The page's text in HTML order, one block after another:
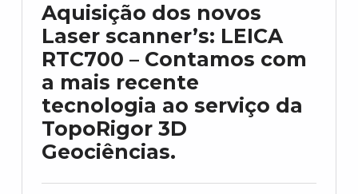
Aquisição dos novos
Laser scanner’s: LEICA
RTC700 – Contamos com
a mais recente
tecnologia ao serviço da
TopoRigor 3D
Geociências.